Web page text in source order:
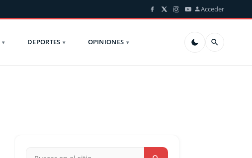
Acceder
DEPORTES OPINIONES